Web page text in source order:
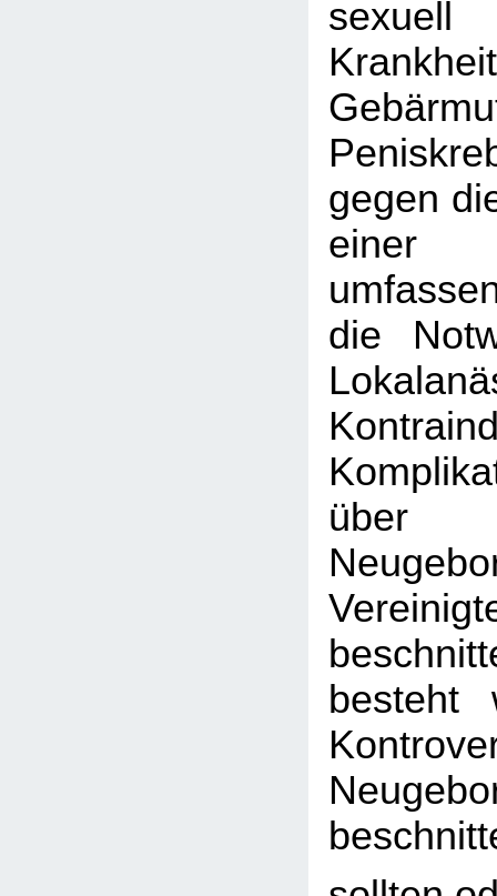
sexuell
gegen
einer
die
über
besteht